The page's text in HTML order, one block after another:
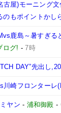
屋)モーニング
もポイントかし
鹿島～暑すぎ
ログ! -7時
DAY”先出し
川崎フロンターレ
ヤン - 浦和御殿 -